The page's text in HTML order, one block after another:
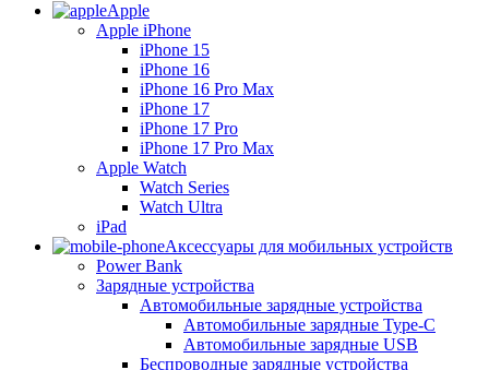
Apple
Apple iPhone
iPhone 15
iPhone 16
iPhone 16 Pro Max
iPhone 17
iPhone 17 Pro
iPhone 17 Pro Max
Apple Watch
Watch Series
Watch Ultra
iPad
Аксессуары для мобильных устройств
Power Bank
Зарядные устройства
Автомобильные зарядные устройства
Автомобильные зарядные Type-C
Автомобильные зарядные USB
Беспроводные зарядные устройства